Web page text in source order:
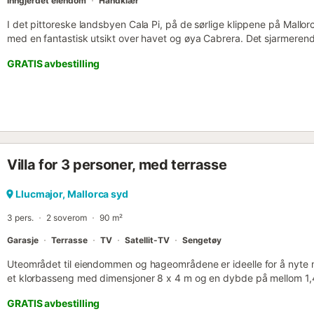
I det pittoreske landsbyen Cala Pi, på de sørlige klippene på
med en fantastisk utsikt over havet og øya Cabrera. Det
ett plan og har plass til 4 personer. Fasilitetene inkluderer også Wi-
(etter forespørsel), 2 barnestoler (etter forespørsel) og en
Den ca. 1400 m² store eiendommen er omkranset av busker,
på bare noen få minutters kjøring. Gjennomsnittlig strømforbruk
kWh/dag). Ta med egne badehåndklær....
GRATIS avbestilling
Villa for 3 personer, med terrasse
Llucmajor, Mallorca syd
3 pers. 2 soverom 90 m²
Garasje Terrasse TV Satellit-TV Sengetøy
Uteområdet til eiendommen og hageområdene er ideelle for å nyte
et klorbasseng med dimensjoner 8 x 4 m og en dybde på mellom
og et bord med stoler for å tilbringe hyggelige kvelder. Interiøret i
GRATIS avbestilling